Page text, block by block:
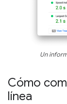
Un
Cómo
línea